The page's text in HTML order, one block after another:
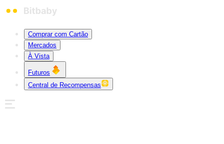
Comprar com Cartão
Mercados
À Vista
Futuros
Central de Recompensas